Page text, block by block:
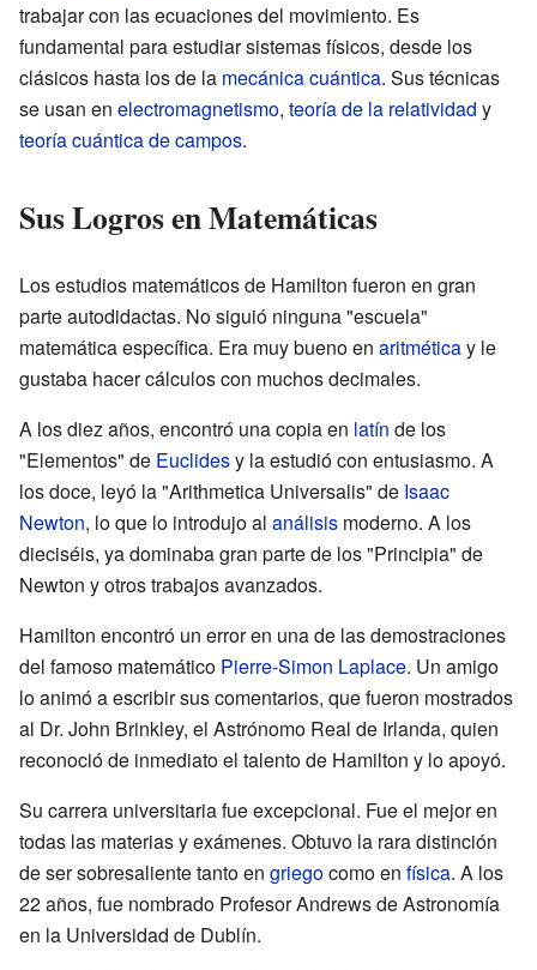
trabajar con las ecuaciones del movimiento. Es
fundamental para estudiar sistemas físicos, desde los
clásicos hasta los de la mecánica cuántica. Sus técnicas
se usan en electromagnetismo, teoría de la relatividad y
teoría cuántica de campos.
Sus Logros en Matemáticas
Los estudios matemáticos de Hamilton fueron en gran
parte autodidactas. No siguió ninguna "escuela"
matemática específica. Era muy bueno en aritméticay le
gustaba hacer cálculos con muchos decimales.
A los diez años, encontró una copia en latín de los
"Elementos" de Euclidesy la estudió con entusiasmo. A
los doce, leyó la "Arithmetica Universalis" de Isaac
Newton, lo que lo introdujo al análisis moderno. A los
dieciséis, ya dominaba gran parte de los "Principia" de
Newton y otros trabajos avanzados.
Hamilton encontró un error en una de las demostraciones
del famoso matemático Pierre-Simon Laplace. Un amigo
lo animó a escribir sus comentarios, que fueron mostrados
al Dr. John Brinkley, el Astrónomo Real de Irlanda, quien
reconoció de inmediato el talento de Hamilton y lo apoyó.
Su carrera universitaria fue excepcional. Fue el mejor en
todas las materias y exámenes. Obtuvo la rara distinción
de ser sobresaliente tanto en griegocomo en física. A los
22 años, fue nombrado Profesor Andrews de Astronomía
en la Universidad de Dublín.